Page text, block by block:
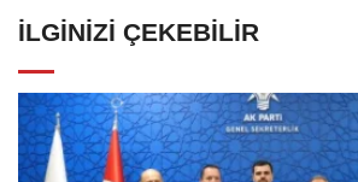
İLGINIZI ÇEKEBILIR